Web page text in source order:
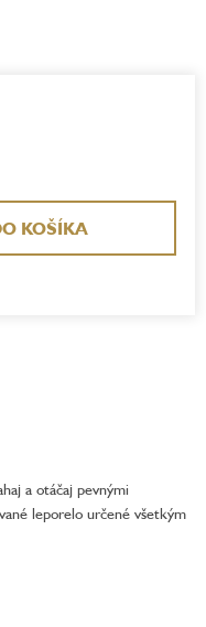
KOŠÍKA
a otáčaj pevnými
leporelo určené všetkým